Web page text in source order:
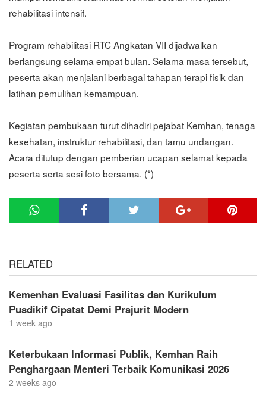
rehabilitasi intensif.
Program rehabilitasi RTC Angkatan VII dijadwalkan
berlangsung selama empat bulan. Selama masa tersebut,
peserta akan menjalani berbagai tahapan terapi fisik dan
latihan pemulihan kemampuan.
Kegiatan pembukaan turut dihadiri pejabat Kemhan, tenaga
kesehatan, instruktur rehabilitasi, dan tamu undangan.
Acara ditutup dengan pemberian ucapan selamat kepada
peserta serta sesi foto bersama. (*)
RELATED
Kemenhan Evaluasi Fasilitas dan Kurikulum
Pusdikif Cipatat Demi Prajurit Modern
1 week ago
Keterbukaan Informasi Publik, Kemhan Raih
Penghargaan Menteri Terbaik Komunikasi 2026
2 weeks ago